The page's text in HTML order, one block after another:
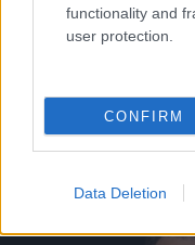
functionality and
user protection.
CONFIRM
Data Deletion